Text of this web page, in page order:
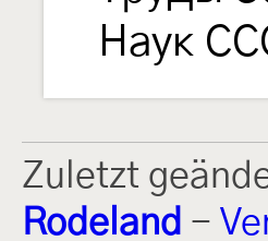
Наук
Zuletzt
Rodeland -